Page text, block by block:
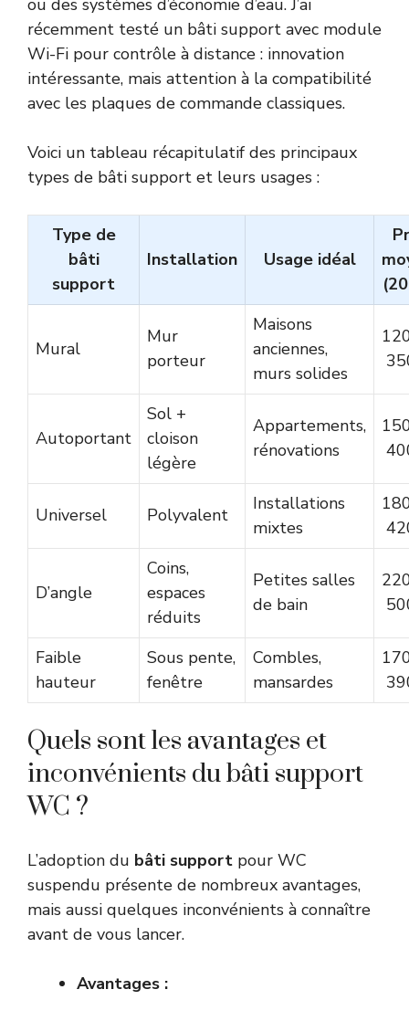
ou des systèmes d’économie d’eau. J’ai
récemment testé un bâti support avec module
Wi-Fi pour contrôle à distance : innovation
intéressante, mais attention à la compatibilité
avec les plaques de commande classiques.
Voici un tableau récapitulatif des principaux
types de bâti support et leurs usages :
Type de
bâti
support
Installation Usage idéal
Mural
Mur
porteur
Maisons
anciennes,
murs solides
Autoportant
Sol +
cloison
légère
Appartements,
rénovations
Universel Polyvalent
Installations
mixtes
D’angle
Coins,
espaces
réduits
Petites salles
de bain
Faible
hauteur
Sous pente,
fenêtre
Combles,
mansardes
Quels sont les avantages et
inconvénients du bâti support
WC ?
L’adoption du bâti support pour WC
suspendu présente de nombreux avantages,
mais aussi quelques inconvénients à connaître
avant de vous lancer.
Avantages :